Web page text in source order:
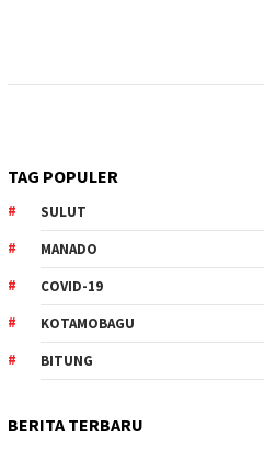
TAG POPULER
SULUT
MANADO
COVID-19
KOTAMOBAGU
BITUNG
BERITA TERBARU